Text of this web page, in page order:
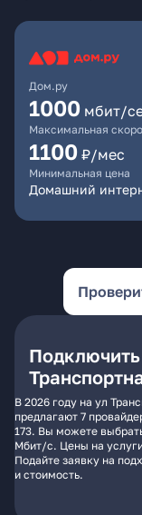
Дом.ру
1000 мбит/
Максимальная
1100 ₽/мес
Минимальная цена
Домашний
В 2026 году на ул
предлагают 7
173. Вы можете
Мбит/с. Цены на
Подайте заявку на
и стоимость.